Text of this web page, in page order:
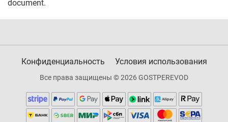
document.
Конфиденциальность Условия использования
Все права защищены © 2026 GOSTPEREVOD